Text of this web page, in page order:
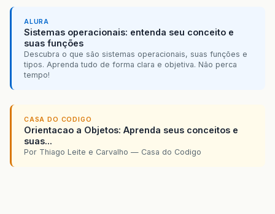
ALURA
Sistemas operacionais: entenda seu conceito e
suas funções
Descubra o que são sistemas operacionais, suas funções e
tipos. Aprenda tudo de forma clara e objetiva. Não perca
tempo!
CASA DO CODIGO
Orientacao a Objetos: Aprenda seus conceitos e
suas...
Por Thiago Leite e Carvalho — Casa do Codigo